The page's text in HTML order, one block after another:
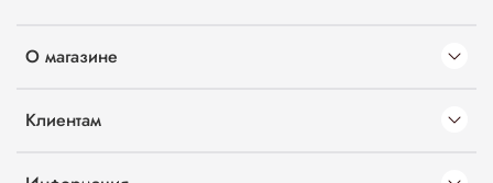
О магазине
Клиентам